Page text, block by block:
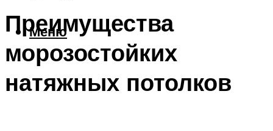
Меню
Преимущества
морозостойких
натяжных потолков